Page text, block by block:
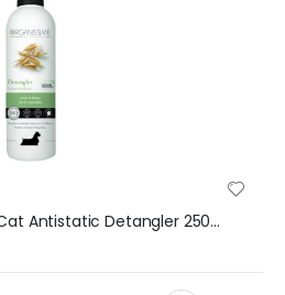
Organissime Dog and Cat Antistatic Detangler 250ml